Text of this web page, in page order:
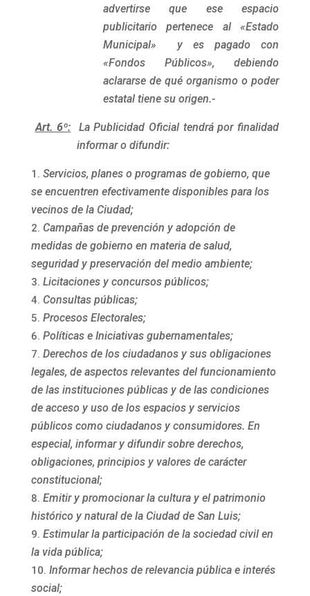
advertirse que ese espacio
publicitario pertenece al «Estado
Municipal» y es pagado con
«Fondos Públicos», debiendo
aclararse de qué organismo o poder
estatal tiene su origen.-
Art. 6º: La Publicidad Oficial tendrá por finalidad
informar o difundir:
Servicios, planes o programas de gobierno, que
se encuentren efectivamente disponibles para los
vecinos de la Ciudad;
Campañas de prevención y adopción de
medidas de gobierno en materia de salud,
seguridad y preservación del medio ambiente;
Licitaciones y concursos públicos;
Consultas públicas;
Procesos Electorales;
Políticas e Iniciativas gubernamentales;
Derechos de los ciudadanos y sus obligaciones
legales, de aspectos relevantes del funcionamiento
de las instituciones públicas y de las condiciones
de acceso y uso de los espacios y servicios
públicos como ciudadanos y consumidores. En
especial, informar y difundir sobre derechos,
obligaciones, principios y valores de carácter
constitucional;
Emitir y promocionar la cultura y el patrimonio
histórico y natural de la Ciudad de San Luis;
Estimular la participación de la sociedad civil en
la vida pública;
Informar hechos de relevancia pública e interés
social;